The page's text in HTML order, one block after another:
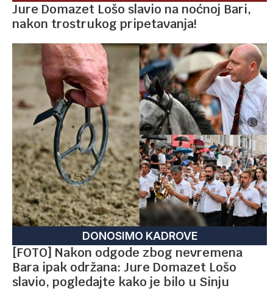
Jure Domazet Lošo slavio na noćnoj Bari,
nakon trostrukog pripetavanja!
DONOSIMO KADROVE
[FOTO] Nakon odgode zbog nevremena
Bara ipak održana: Jure Domazet Lošo
slavio, pogledajte kako je bilo u Sinju